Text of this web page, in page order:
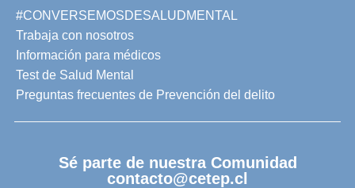
#CONVERSEMOSDESALUDMENTAL
Trabaja con nosotros
Información para médicos
Test de Salud Mental
Preguntas frecuentes de Prevención del delito
Sé parte de nuestra Comunidad
contacto@cetep.cl